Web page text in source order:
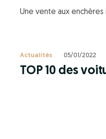
Une vente aux enchères
Actualités 05/01/2022
TOP 10 des